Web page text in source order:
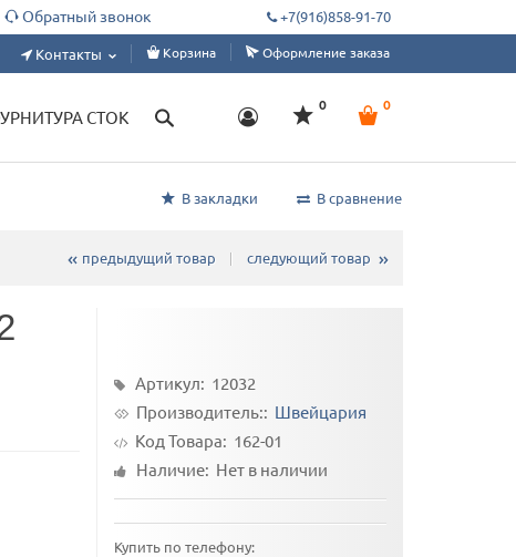
швейным цехам, дизайнерам, ателье. Склад от 1 м, под заказ от 50
Обратный звонок +7(916)858-91-70
Контакты Корзина Оформление заказа
СТОК
0 0
В закладки В сравнение
предыдущий товар следующий товар
Артикул: 12032
Производитель:: Швейцария
Код Товара: 162-01
Наличие: Нет в наличии
Купить по телефону: